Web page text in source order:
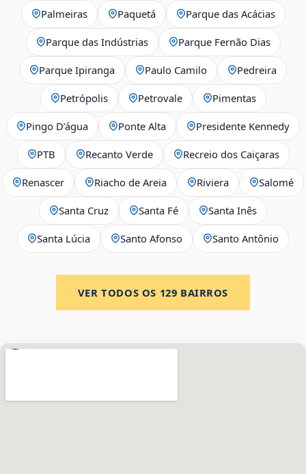
Palmeiras Paquetá Parque das Acácias
Parque das Indústrias Parque Fernão Dias
Parque Ipiranga Paulo Camilo Pedreira
Petrópolis Petrovale Pimentas
Pingo D’água Ponte Alta Presidente Kennedy
PTB Recanto Verde Recreio dos Caiçaras
Renascer Riacho de Areia Riviera Salomé
Santa Cruz Santa Fé Santa Inês
Santa Lúcia Santo Afonso Santo Antônio
VER TODOS OS 129 BAIRROS